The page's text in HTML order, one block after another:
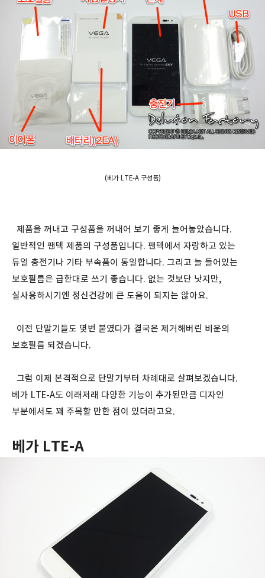
(베가 LTE-A 구성품)
제품을 꺼내고 구성품을 꺼내어 보기 좋게 늘어놓았습니다.
일반적인 팬텍 제품의 구성품입니다. 팬텍에서 자랑하고 있는
듀얼 충전기나 기타 부속품이 동일합니다. 그리고 늘 들어있는
보호필름은 급한대로 쓰기 좋습니다. 없는 것보단 낫지만,
실사용하시기엔 정신건강에 큰 도움이 되지는 않아요.
이전 단말기들도 몇번 붙였다가 결국은 제거해버린 비운의
보호필름 되겠습니다.
그럼 이제 본격적으로 단말기부터 차례대로 살펴보겠습니다.
베가 LTE-A도 이래저래 다양한 기능이 추가된만큼 디자인
부분에서도 꽤 주목할 만한 점이 있더라고요.
베가 LTE-A